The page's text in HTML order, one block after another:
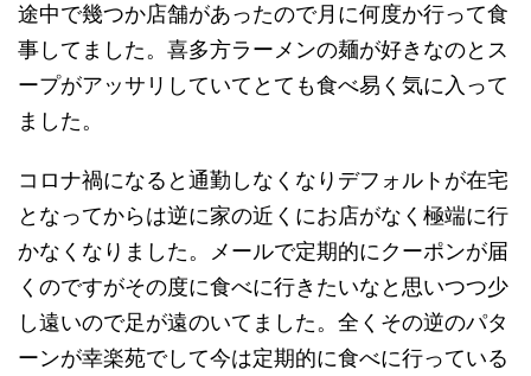
途中で幾つか店舗があったので月に何度か行って食
事してました。喜多方ラーメンの麺が好きなのとス
ープがアッサリしていてとても食べ易く気に入って
ました。
コロナ禍になると通勤しなくなりデフォルトが在宅
となってからは逆に家の近くにお店がなく極端に行
かなくなりました。メールで定期的にクーポンが届
くのですがその度に食べに行きたいなと思いつつ少
し遠いので足が遠のいてました。全くその逆のパタ
ーンが幸楽苑でして今は定期的に食べに行っている